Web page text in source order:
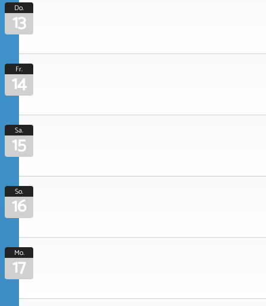
Do.
13
Fr.
14
Sa.
15
So.
16
Mo.
17